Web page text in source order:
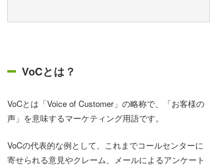
VoCとは？
VoCとは「Voice of Customer」の略称で、「お客様の
声」を意味するマーケティング用語です。
VoCの代表的な例として、これまでコールセンターに
寄せられる意見やクレーム、メールによるアンケート